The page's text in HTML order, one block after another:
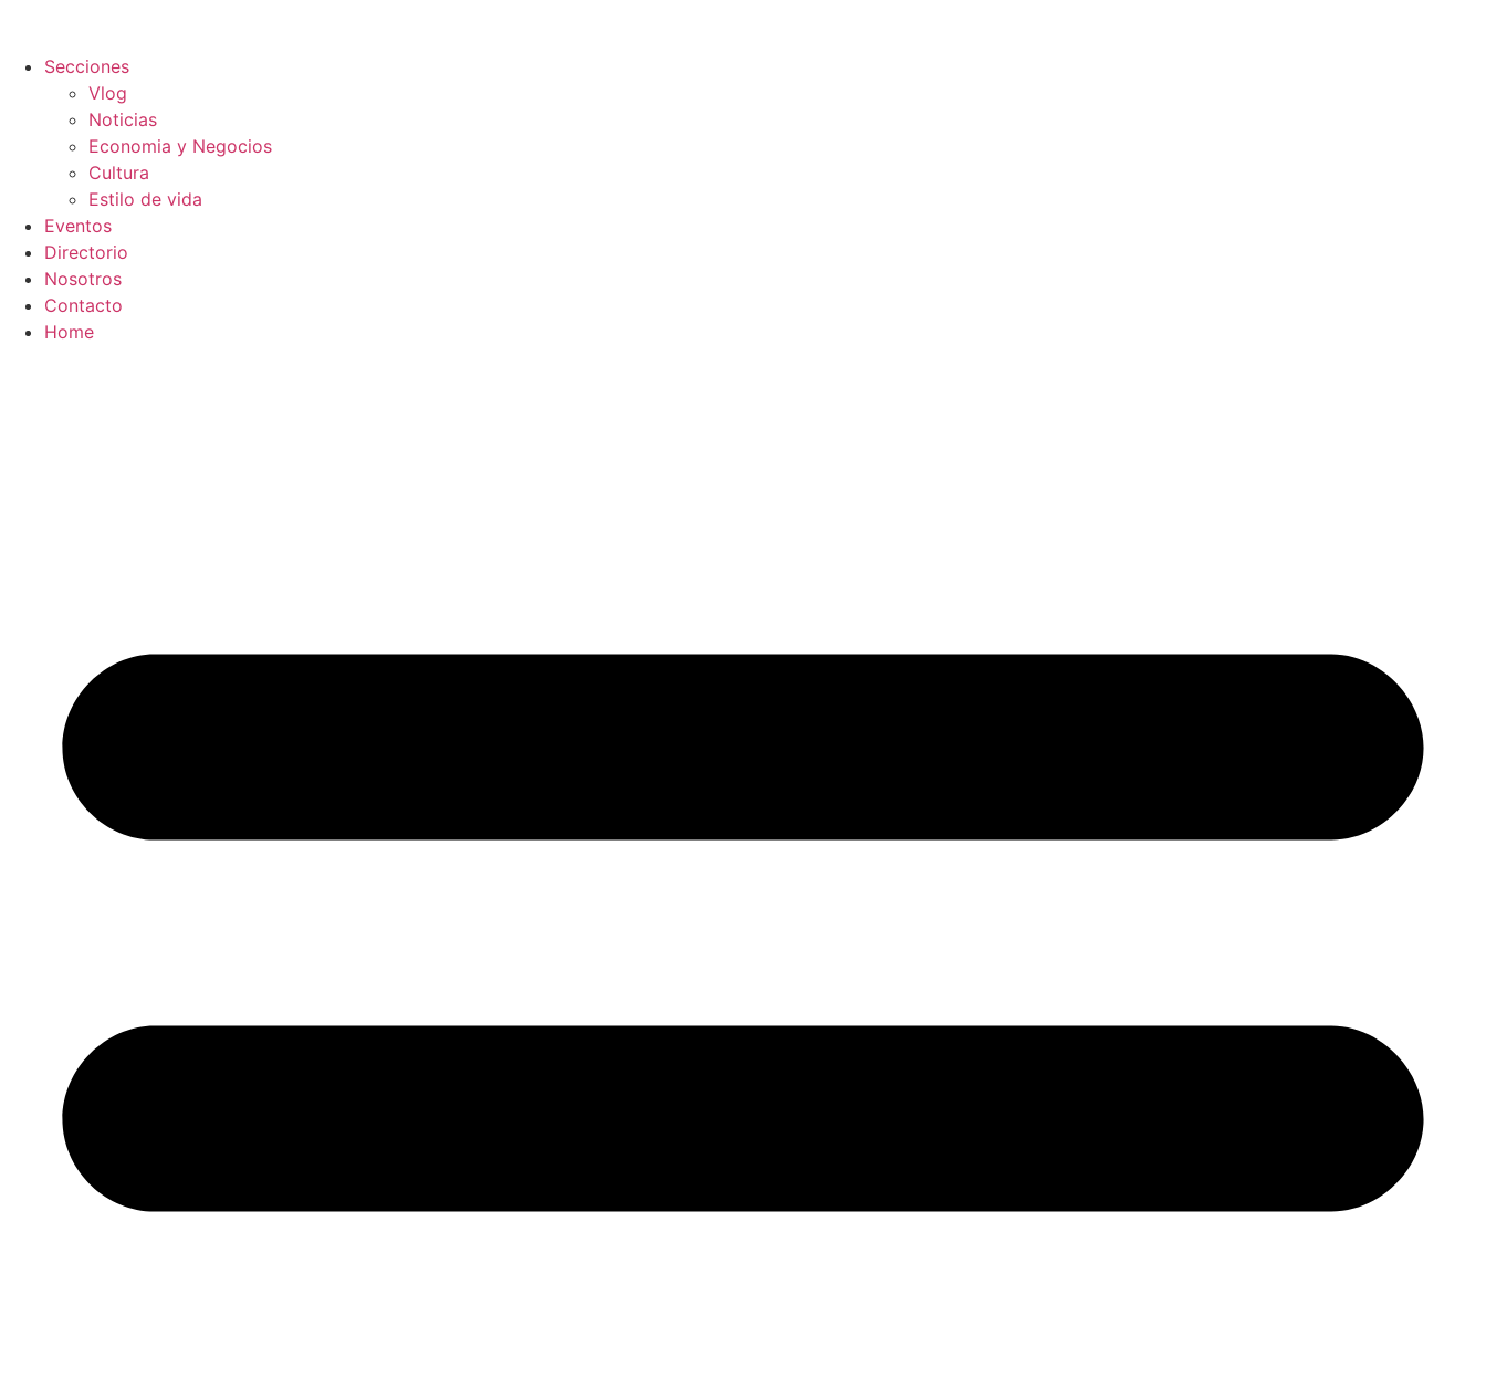
Secciones
Vlog
Noticias
Economia y Negocios
Cultura
Estilo de vida
Eventos
Directorio
Nosotros
Contacto
Home